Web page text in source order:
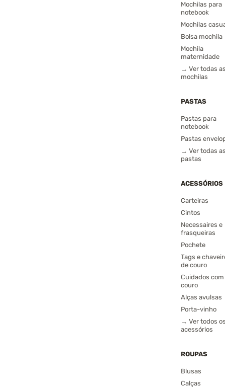
Mochilas para
notebook
Mochilas
Bolsa mochila
Mochila
maternidade
→ Ver todas
mochilas
PASTAS
Pastas para
notebook
Pastas
→ Ver todas
pastas
ACESSÓRIOS
Carteiras
Cintos
Necessaires e
frasqueiras
Pochete
Tags e
de couro
Cuidados com
couro
Alças avulsas
Porta-vinho
→ Ver todos
acessórios
ROUPAS
Blusas
Calças